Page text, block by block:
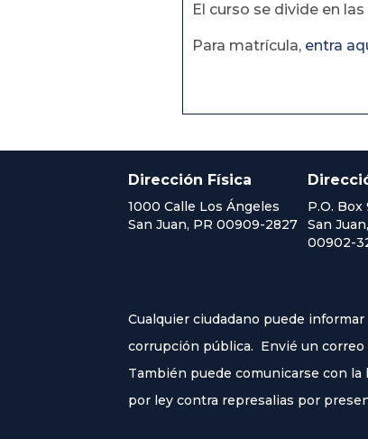
El curso se divide en
Para matrícula, entra
Dirección Física
1000 Calle Los Ángeles
San Juan, PR 00909-2827
P.O.
San
00902-
Cualquier ciudadano puede
corrupción pública. Envié un correo
También puede comunicarse con la
por ley contra represalias por